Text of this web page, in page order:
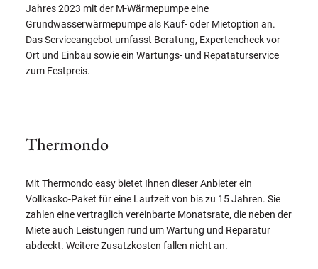
Jahres 2023 mit der M-Wärmepumpe eine
Grundwasserwärmepumpe als Kauf- oder Mietoption an.
Das Serviceangebot umfasst Beratung, Expertencheck vor
Ort und Einbau sowie ein Wartungs- und Repataturservice
zum Festpreis.
Thermondo
Mit Thermondo easy bietet Ihnen dieser Anbieter ein
Vollkasko-Paket für eine Laufzeit von bis zu 15 Jahren. Sie
zahlen eine vertraglich vereinbarte Monatsrate, die neben der
Miete auch Leistungen rund um Wartung und Reparatur
abdeckt. Weitere Zusatzkosten fallen nicht an.